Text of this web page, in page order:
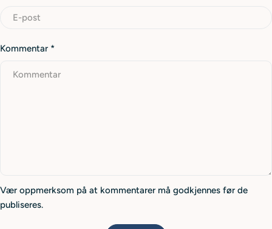
Kommentar *
Vær oppmerksom på at kommentarer må godkjennes før de
publiseres.